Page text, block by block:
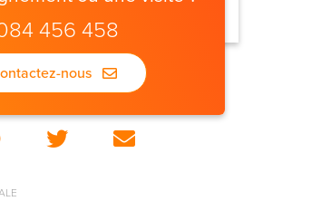
456 458
nous